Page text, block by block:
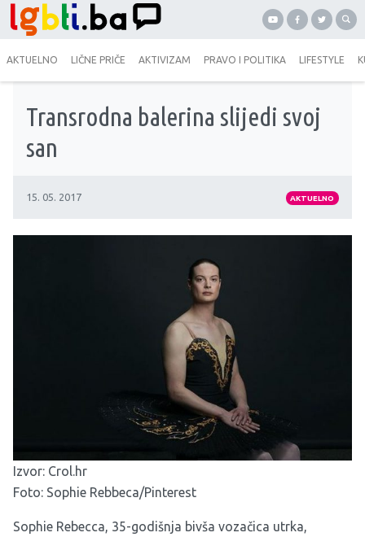
AKTUELNO LIČNE PRIČE AKTIVIZAM PRAVO I POLITIKA LIFESTYLE
Transrodna balerina slijedi svoj
san
15. 05. 2017 AKTUELNO
Izvor: Crol.hr
Foto: Sophie Rebbeca/Pinterest
Sophie Rebecca, 35-godišnja bivša vozačica utrka,